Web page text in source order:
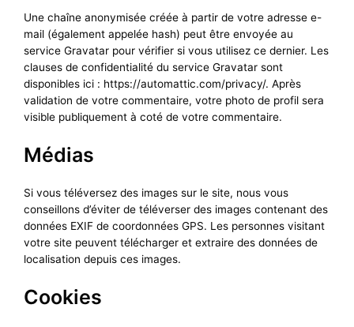
Une chaîne anonymisée créée à partir de votre adresse e-
mail (également appelée hash) peut être envoyée au
service Gravatar pour vérifier si vous utilisez ce dernier. Les
clauses de confidentialité du service Gravatar sont
disponibles ici : https://automattic.com/privacy/. Après
validation de votre commentaire, votre photo de profil sera
visible publiquement à coté de votre commentaire.
Médias
Si vous téléversez des images sur le site, nous vous
conseillons d’éviter de téléverser des images contenant des
données EXIF de coordonnées GPS. Les personnes visitant
votre site peuvent télécharger et extraire des données de
localisation depuis ces images.
Cookies